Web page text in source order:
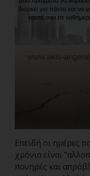
Επειδή οι ημέρες
χρόνια είναι
πονηρές και